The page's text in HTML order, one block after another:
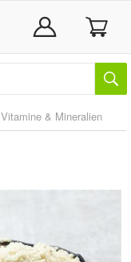
Vitamine & Mineralien